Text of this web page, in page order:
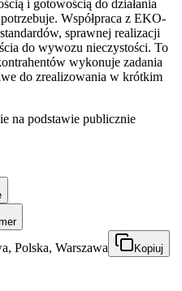
i gotowością do działania
Współpraca z EKO-
sprawnej realizacji
do wywozu nieczystości. To
wykonuje zadania
do zrealizowania w krótkim
na podstawie publicznie
Polska, Warszawa Kopiuj